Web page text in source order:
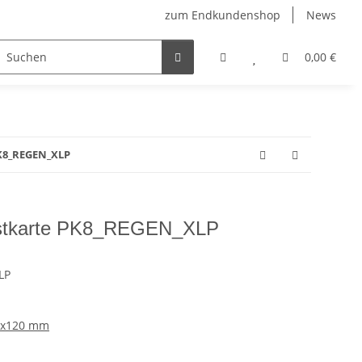
zum Endkundenshop News
0,00 €
FFP2-Masken
PK8_REGEN_XLP
mm